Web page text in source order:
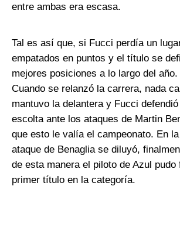
entre ambas era escasa.
Tal es así que, si Fucci perdía un
empatados en puntos y el título se
mejores posiciones a lo largo del año.
Cuando se relanzó la carrera, nada
mantuvo la delantera y Fucci
escolta ante los ataques de Martin
que esto le valía el campeonato. En
ataque de Benaglia se diluyó,
de esta manera el piloto de Azul pudo
primer título en la categoría.